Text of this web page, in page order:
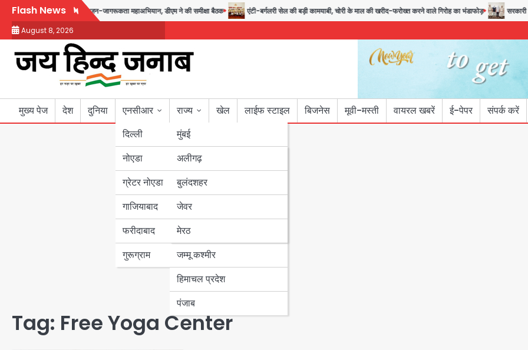
Skip
content
Flash News
17 अगस्त तक चलेगा जन-जागरूकता महाअभियान, डीएम ने की समीक्षा बैठक एंटी-बर्गलरी सेल की बड़ी कामयाबी, चोरी के माल की खरीद-फरोख्त करने वाले गिरोह का भंडाफोड़ सरकारी
August 8, 2026
मुख्य पेज देश दुनिया
एनसीआर
दिल्ली
नोएडा
ग्रेटर नोएडा
गाजियाबाद
फरीदाबाद
गुरूग्राम
राज्य
मुंबई
उत्तर प्रदेश
अलीगढ़
बुलंदशहर
जेवर
मेरठ
बिहार
पंजाब
हरियाणा
जम्मू कश्मीर
हिमाचल प्रदेश
पंजाब
खेल लाईफ स्टाइल बिजनेस मूवी-मस्ती वायरल खबरें ई-पेपर संपर्क करें
Tag: Free Yoga Center